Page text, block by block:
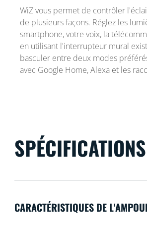
WiZ vous permet de contrôler
de plusieurs façons. Réglez les
smartphone, votre voix, la
en utilisant l'interrupteur mural
basculer entre deux modes
avec Google Home, Alexa et les
SPÉCIFICATIONS
CARACTÉRISTIQUES DE